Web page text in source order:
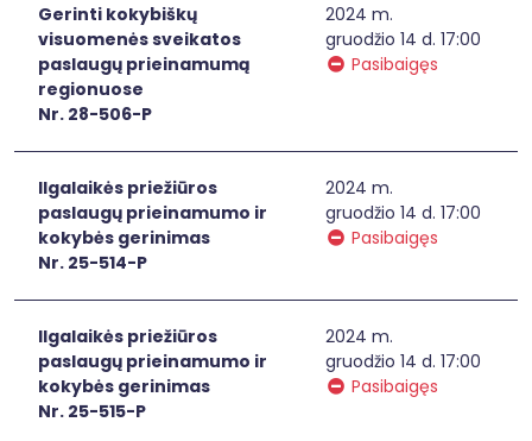
Gerinti kokybiškų
visuomenės sveikatos
paslaugų prieinamumą
regionuose
Nr. 28-506-P
2024 m.
gruodžio 14 d. 17:00
Pasibaigęs
Ilgalaikės priežiūros
paslaugų prieinamumo ir
kokybės gerinimas
Nr. 25-514-P
2024 m.
gruodžio 14 d. 17:00
Pasibaigęs
Ilgalaikės priežiūros
paslaugų prieinamumo ir
kokybės gerinimas
Nr. 25-515-P
2024 m.
gruodžio 14 d. 17:00
Pasibaigęs